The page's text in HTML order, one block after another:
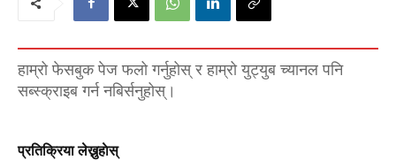
हाम्रो फेसबुक पेज फलो गर्नुहोस् र हाम्रो युट्युब च्यानल पनि
सब्स्क्राइब गर्न नबिर्सनुहोस्।
प्रतिक्रिया लेख्नुहाेस्